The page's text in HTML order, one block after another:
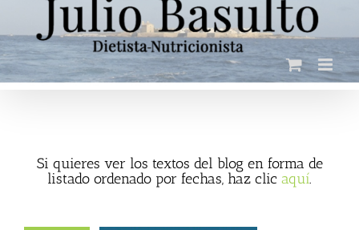
Si quieres ver los textos del blog en forma de
listado ordenado por fechas, haz clic aquí.